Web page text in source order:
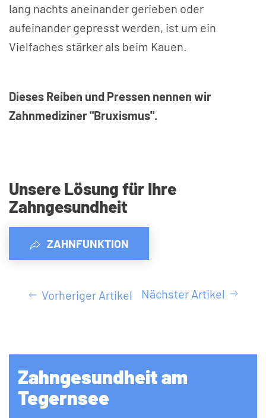
lang nachts aneinander gerieben oder
aufeinander gepresst werden, ist um ein
Vielfaches stärker als beim Kauen.
Dieses Reiben und Pressen nennen wir
Zahnmediziner "Bruxismus".
Unsere Lösung für Ihre
Zahngesundheit
ZAHNFUNKTION
Vorheriger Artikel Nächster Artikel
Zahngesundheit am
Tegernsee